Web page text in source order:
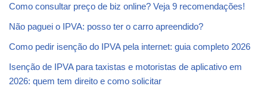
Como consultar preço de biz online? Veja 9 recomendações!
Não paguei o IPVA: posso ter o carro apreendido?
Como pedir isenção do IPVA pela internet: guia completo 2026
Isenção de IPVA para taxistas e motoristas de aplicativo em
2026: quem tem direito e como solicitar